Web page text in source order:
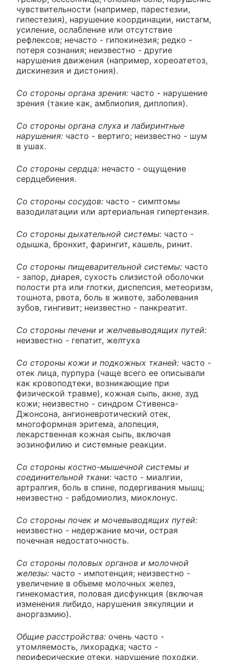
чувствительности (например, парестезии,
гипестезия), нарушение координации, нистагм,
усиление, ослабление или отсутствие
рефлексов; нечасто - гипокинезия; редко -
потеря сознания; неизвестно - другие
нарушения движения (например, хореоатетоз,
дискинезия и дистония).
Со стороны органа зрения: часто - нарушение
зрения (такие как, амблиопия, диплопия).
Со стороны органа слуха и лабиринтные
нарушения: часто - вертиго; неизвестно - шум
в ушах.
Со стороны сердца: нечасто - ощущение
сердцебиения.
Со стороны сосудов: часто - симптомы
вазодилатации или артериальная гипертензия.
Со стороны дыхательной системы: часто -
одышка, бронхит, фарингит, кашель, ринит.
Со стороны пищеварительной системы: часто
- запор, диарея, сухость слизистой оболочки
полости рта или глотки, диспепсия, метеоризм,
тошнота, рвота, боль в животе, заболевания
зубов, гингивит; неизвестно - панкреатит.
Со стороны печени и желчевыводящих путей:
неизвестно - гепатит, желтуха
Со стороны кожи и подкожных тканей: часто -
отек лица, пурпура (чаще всего ее описывали
как кровоподтеки, возникающие при
физической травме), кожная сыпь, акне, зуд
кожи; неизвестно - синдром Стивенса-
Джонсона, ангионевротический отек,
многоформная эритема, алопеция,
лекарственная кожная сыпь, включая
эозинофилию и системные реакции.
Со стороны костно-мышечной системы и
соединительной ткани: часто - миалгии,
артралгия, боль в спине, подергивания мышц;
неизвестно - рабдомиолиз, миоклонус.
Со стороны почек и мочевыводящих путей:
неизвестно - недержание мочи, острая
почечная недостаточность.
Со стороны половых органов и молочной
железы: часто - импотенция; неизвестно -
увеличение в объеме молочных желез,
гинекомастия, половая дисфункция (включая
изменения либидо, нарушения эякуляции и
аноргазмию).
Общие расстройства: очень часто -
утомляемость, лихорадка; часто -
периферические отеки, нарушение походки,